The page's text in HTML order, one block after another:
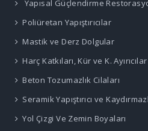
Yapısal Güçlendirme
Poliüretan Yapıştırıcılar
Mastik ve Derz Dolgular
Harç Katkıları, Kür ve K. Ayırıcılar
Beton Tozumazlık Cilaları
Seramik Yapıştırıcı ve
Yol Çizgi Ve Zemin Boyaları